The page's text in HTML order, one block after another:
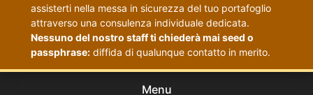
assisterti nella messa in sicurezza del tuo portafoglio
attraverso una consulenza individuale dedicata.
Nessuno del nostro staff ti chiederà mai seed o
passphrase:diffida di qualunque contatto in merito.
Menu